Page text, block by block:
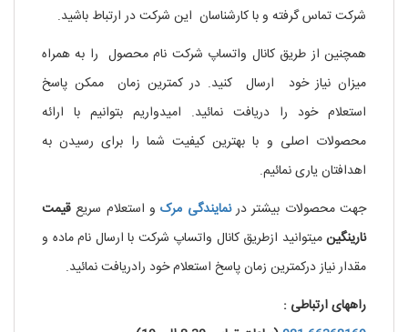
شرکت تماس گرفته و با کارشناسان این شرکت در ارتباط باشید.
همچنین از طریق کانال واتساپ شرکت نام محصول را به همراه
میزان نیاز خود ارسال کنید. در کمترین زمان ممکن پاسخ
استعلام خود را دریافت نمائید. امیدواریم بتوانیم با ارائه
محصولات اصلی و با بهترین کیفیت شما را برای رسیدن به
اهدافتان یاری نمائیم.
جهت محصولات بیشتر درنمایندگی مرکو استعلام سریع قیمت
نارینگینمیتوانید ازطریق کانال واتساپ شرکت با ارسال نام ماده و
مقدار نیاز درکمترین زمان پاسخ استعلام خود رادریافت نمائید.
راههای ارتباطی :